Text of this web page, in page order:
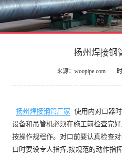
扬州焊接钢
来源：woopipe.com
扬州焊接钢管厂家 使用内对口器
设备和吊管机必须在施工前检查完
按操作规程作。对口前要认真检查
口时要设专人指挥,按规范的动作指